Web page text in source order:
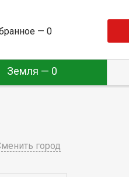
— 0
Земля — 0
город